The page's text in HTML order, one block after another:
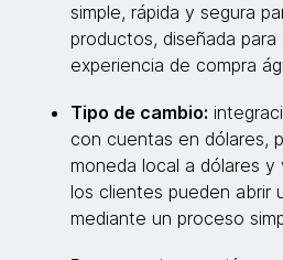
simple, rápida y segura
productos, diseñada
experiencia de compra
Tipo de cambio:
con cuentas en dólares,
moneda local a dólares y
los clientes pueden abrir
mediante un proceso